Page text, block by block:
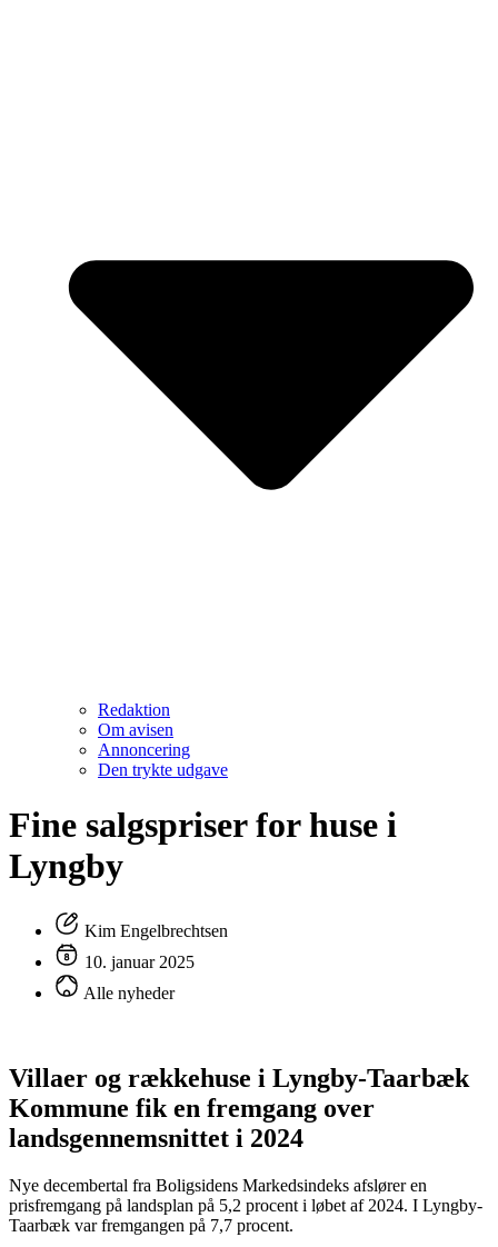
Redaktion
Om avisen
Annoncering
Den trykte udgave
Fine salgspriser for huse i
Lyngby
Kim Engelbrechtsen
10. januar 2025
Alle nyheder
Villaer og rækkehuse i Lyngby-Taarbæk
Kommune fik en fremgang over
landsgennemsnittet i 2024
Nye decembertal fra Boligsidens Markedsindeks afslører en
prisfremgang på landsplan på 5,2 procent i løbet af 2024. I Lyngby-
Taarbæk var fremgangen på 7,7 procent.